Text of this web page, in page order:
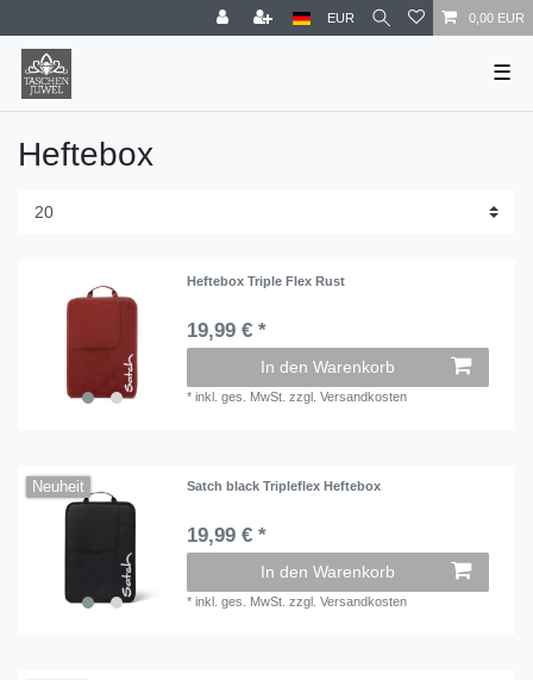
EUR 0,00 EUR
☰
Heftebox
Heftebox Triple Flex Rust
19,99 € *
In den Warenkorb
*inkl. ges. MwSt. zzgl.Versandkosten
Neuheit Satch black Tripleflex Heftebox
19,99 € *
In den Warenkorb
*inkl. ges. MwSt. zzgl.Versandkosten